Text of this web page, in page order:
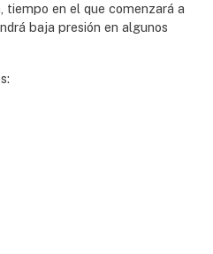
tiempo en el que comenzará a
baja presión en algunos